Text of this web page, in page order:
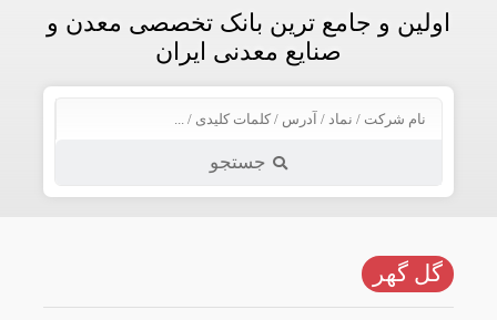
اولین و جامع ترین بانک تخصصی معدن و
صنایع معدنی ایران
جستجو
گل گهر